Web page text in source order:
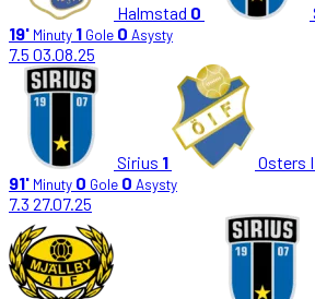
Halmstad 0
19' Minuty 1 Gole 0 Asysty
7.5 03.08.25
Sirius 1 Osters
91' Minuty 0 Gole 0 Asysty
7.3 27.07.25